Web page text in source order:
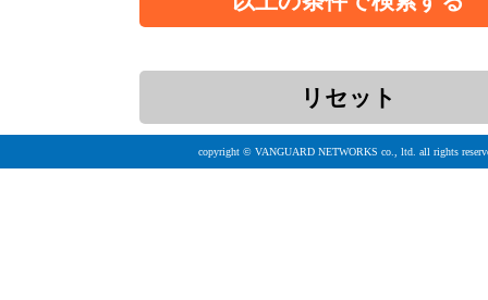
copyright © VANGUARD NETWORKS co., ltd. all rights